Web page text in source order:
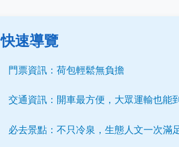
快速導覽
門票資訊：荷包輕鬆無負擔
交通資訊：開車最方便，大眾運輸也能
必去景點：不只冷泉，生態人文一次滿